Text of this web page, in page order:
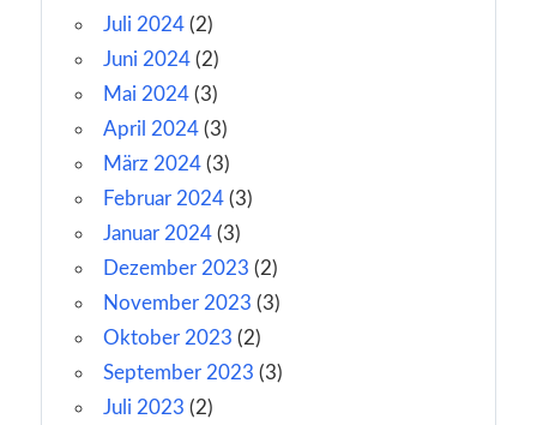
Juli 2024 (2)
Juni 2024 (2)
Mai 2024 (3)
April 2024 (3)
März 2024 (3)
Februar 2024 (3)
Januar 2024 (3)
Dezember 2023 (2)
November 2023 (3)
Oktober 2023 (2)
September 2023 (3)
Juli 2023 (2)